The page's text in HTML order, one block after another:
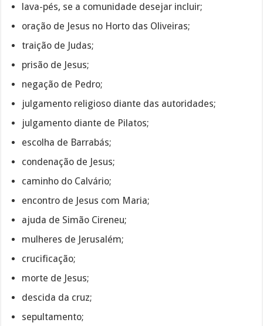
lava-pés, se a comunidade desejar incluir;
oração de Jesus no Horto das Oliveiras;
traição de Judas;
prisão de Jesus;
negação de Pedro;
julgamento religioso diante das autoridades;
julgamento diante de Pilatos;
escolha de Barrabás;
condenação de Jesus;
caminho do Calvário;
encontro de Jesus com Maria;
ajuda de Simão Cireneu;
mulheres de Jerusalém;
crucificação;
morte de Jesus;
descida da cruz;
sepultamento;